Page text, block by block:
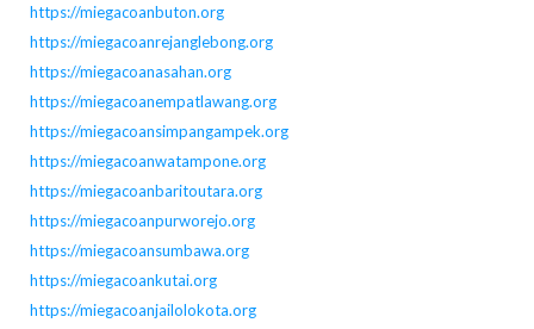
https://miegacoanbuton.org
https://miegacoanrejanglebong.org
https://miegacoanasahan.org
https://miegacoanempatlawang.org
https://miegacoansimpangampek.org
https://miegacoanwatampone.org
https://miegacoanbaritoutara.org
https://miegacoanpurworejo.org
https://miegacoansumbawa.org
https://miegacoankutai.org
https://miegacoanjailolokota.org